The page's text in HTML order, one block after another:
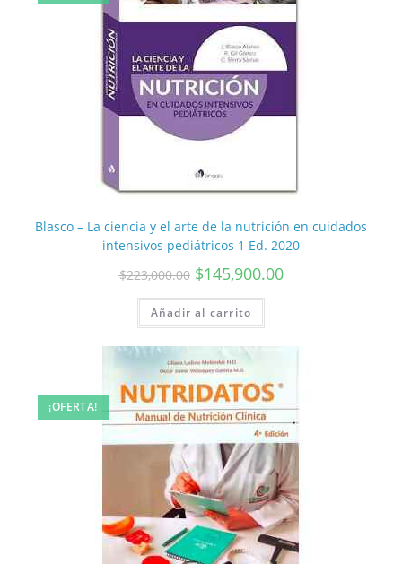
Blasco – La ciencia y el arte de la nutrición en cuidados
intensivos pediátricos 1 Ed. 2020
$223,000.00 $145,900.00
Añadir al carrito
¡OFERTA!